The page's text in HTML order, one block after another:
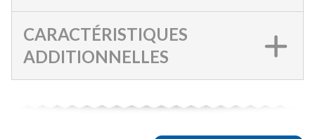
CARACTÉRISTIQUES
ADDITIONNELLES